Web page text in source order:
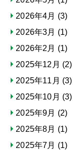
2026年4月 (3)
2026年3月 (1)
2026年2月 (1)
2025年12月 (2)
2025年11月 (3)
2025年10月 (3)
2025年9月 (2)
2025年8月 (1)
2025年7月 (1)